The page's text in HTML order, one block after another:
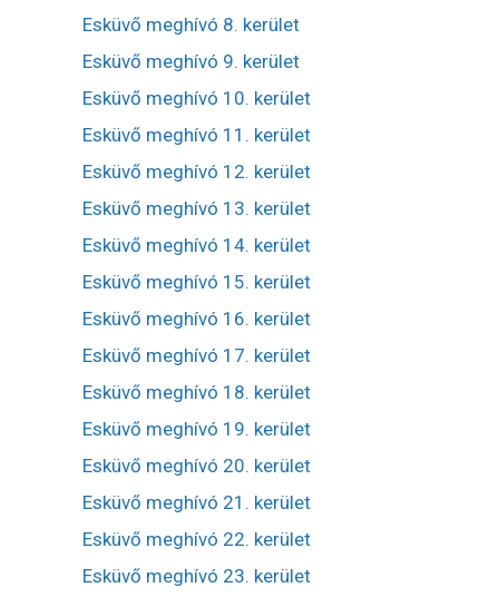
Esküvő meghívó 8. kerület
Esküvő meghívó 9. kerület
Esküvő meghívó 10. kerület
Esküvő meghívó 11. kerület
Esküvő meghívó 12. kerület
Esküvő meghívó 13. kerület
Esküvő meghívó 14. kerület
Esküvő meghívó 15. kerület
Esküvő meghívó 16. kerület
Esküvő meghívó 17. kerület
Esküvő meghívó 18. kerület
Esküvő meghívó 19. kerület
Esküvő meghívó 20. kerület
Esküvő meghívó 21. kerület
Esküvő meghívó 22. kerület
Esküvő meghívó 23. kerület